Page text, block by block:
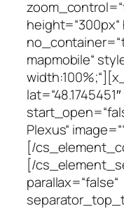
mapmobile“
Plexus“
[/
[/
parallax=“false“